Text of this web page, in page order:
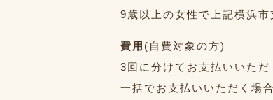
9歳以上の女性で上記横浜
費用 (自費対象の方)
3回に分けてお支払いいただ
一括でお支払いいただく場合